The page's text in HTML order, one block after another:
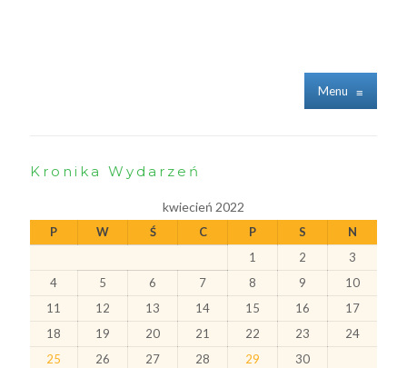
Menu ≡
Kronika Wydarzeń
kwiecień 2022
P W Ś C P S
N
1
2
3
4
5 6 7 8 9
10
11
12 13 14 15 16
17
18
19 20 21 22 23
24
25
26 27 28 29 30